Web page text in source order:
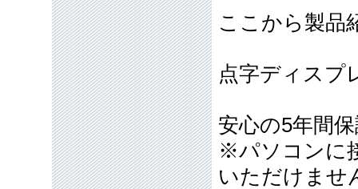
ここから製品
点字ディスプ
安心の5年間
※パソコンに
いただけませ